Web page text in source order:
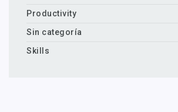
Productivity
Sin categoría
Skills